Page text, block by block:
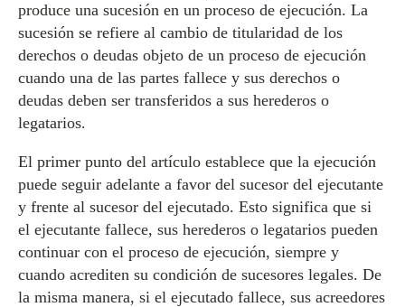
produce una sucesión en un proceso de ejecución. La
sucesión se refiere al cambio de titularidad de los
derechos o deudas objeto de un proceso de ejecución
cuando una de las partes fallece y sus derechos o
deudas deben ser transferidos a sus herederos o
legatarios.
El primer punto del artículo establece que la ejecución
puede seguir adelante a favor del sucesor del ejecutante
y frente al sucesor del ejecutado. Esto significa que si
el ejecutante fallece, sus herederos o legatarios pueden
continuar con el proceso de ejecución, siempre y
cuando acrediten su condición de sucesores legales. De
la misma manera, si el ejecutado fallece, sus acreedores